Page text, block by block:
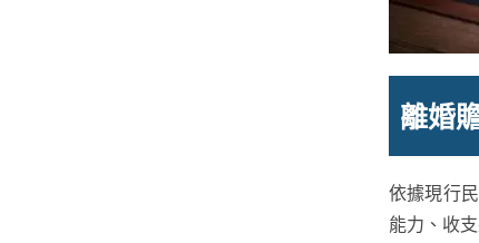
離婚
依據現行
能力、收